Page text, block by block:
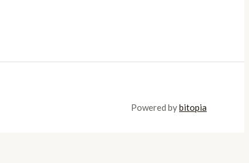
Powered bybitopia